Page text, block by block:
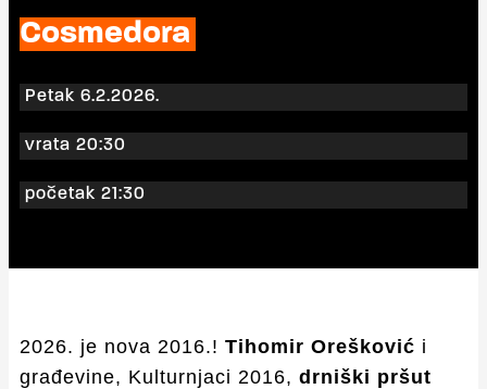
Cosmedora
Petak 6.2.2026.
vrata 20:30
početak 21:30
2026. je nova 2016.! Tihomir Orešković i
građevine, Kulturnjaci 2016, drniški pršut